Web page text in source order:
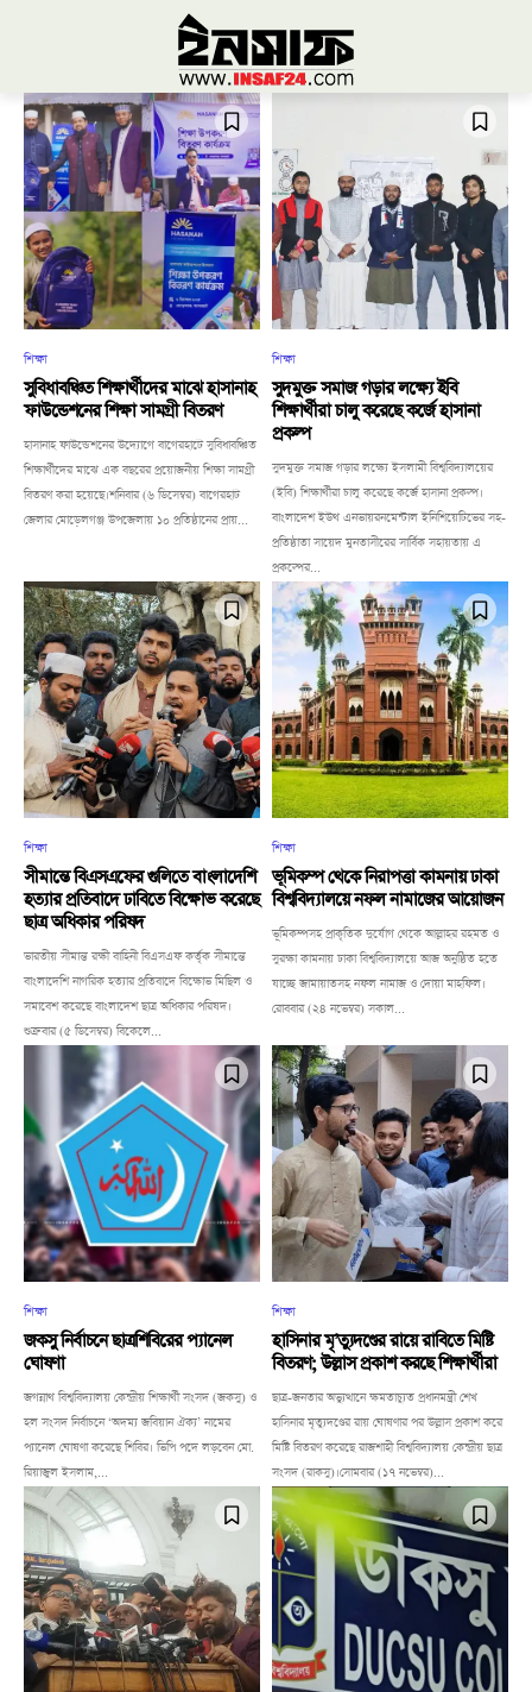
শিক্ষা
সুবিধাবঞ্চিত শিক্ষার্থী‌দের মাঝে হাসানাহ
ফাউন্ডেশনের শিক্ষা সামগ্রী বিতরণ
হাসানাহ ফাউন্ডেশনের উদ্যোগে বাগেরহাটে সুবিধাবঞ্চিত
শিক্ষার্থী‌দের মাঝে এক বছরের প্রয়োজনীয় শিক্ষা সামগ্রী
বিতরণ করা হয়েছে।শনিবার (৬ ডিসেম্বর) বাগেরহাট
জেলার মোড়েলগঞ্জ উপজেলায় ১০ প্রতিষ্ঠানের প্রায়...
শিক্ষা
সুদমুক্ত সমাজ গড়ার লক্ষ্যে ইবি
শিক্ষার্থীরা চালু করেছে কর্জে হাসানা
প্রকল্প
সুদমুক্ত সমাজ গড়ার লক্ষ্যে ইসলামী বিশ্ববিদ্যালয়ের
(ইবি) শিক্ষার্থীরা চালু করেছে কর্জে হাসানা প্রকল্প।
বাংলাদেশ ইউথ এনভায়রনমেন্টাল ইনিশিয়েটিভের সহ-
প্রতিষ্ঠাতা সায়েদ মুনতাসীরের সার্বিক সহায়তায় এ
প্রকল্পের...
শিক্ষা
সীমান্তে বিএসএফের গুলিতে বাংলাদেশি
হত্যার প্রতিবাদে ঢাবিতে বিক্ষোভ করেছে
ছাত্র অধিকার পরিষদ
ভারতীয় সীমান্ত রক্ষী বাহিনী বিএসএফ কর্তৃক সীমান্তে
বাংলাদেশি নাগরিক হত্যার প্রতিবাদে বিক্ষোভ মিছিল ও
সমাবেশ করেছে বাংলাদেশ ছাত্র অধিকার পরিষদ।
শুক্রবার (৫ ডিসেম্বর) বিকেলে...
শিক্ষা
ভূমিকম্প থেকে নিরাপত্তা কামনায় ঢাকা
বিশ্ববিদ্যালয়ে নফল নামাজের আয়োজন
ভূমিকম্পসহ প্রাকৃতিক দুর্যোগ থেকে আল্লাহর রহমত ও
সুরক্ষা কামনায় ঢাকা বিশ্ববিদ্যালয়ে আজ অনুষ্ঠিত হতে
যাচ্ছে জামায়াতসহ নফল নামাজ ও দোয়া মাহফিল।
রোববার (২৪ নভেম্বর) সকাল...
শিক্ষা
জকসু নির্বাচনে ছাত্রশিবিরের প্যানেল
ঘোষণা
জগন্নাথ বিশ্ববিদ্যালয় কেন্দ্রীয় শিক্ষার্থী সংসদ (জকসু) ও
হল সংসদ নির্বাচনে ‘অদম্য জবিয়ান ঐক্য’ নামের
প্যানেল ঘোষণা করেছে শিবির। ভিপি পদে লড়বেন মো.
রিয়াজুল ইসলাম,...
শিক্ষা
হাসিনার মৃ’ত্যুদণ্ডের রায়ে রাবিতে মিষ্টি
বিতরণ; উল্লাস প্রকাশ করছে শিক্ষার্থীরা
ছাত্র-জনতার অভ্যুত্থানে ক্ষমতাচ্যুত প্রধানমন্ত্রী শেখ
হাসিনার মৃত্যুদণ্ডের রায় ঘোষণার পর উল্লাস প্রকাশ করে
মিষ্টি বিতরণ করেছে রাজশাহী বিশ্ববিদ্যালয় কেন্দ্রীয় ছাত্র
সংসদ (রাকসু)।সোমবার (১৭ নভেম্বর)...